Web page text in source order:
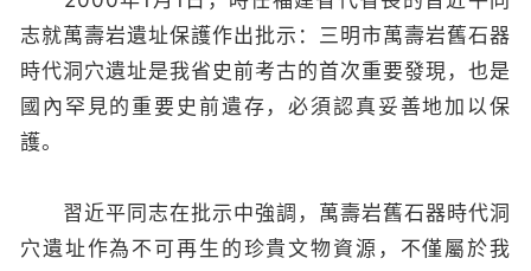
志就萬壽岩遺址保護作出批示：三明市萬壽岩舊石器
時代洞穴遺址是我省史前考古的首次重要發現，也是
國內罕見的重要史前遺存，必須認真妥善地加以保
護。
習近平同志在批示中強調，萬壽岩舊石器時代洞
穴遺址作為不可再生的珍貴文物資源，不僅屬於我